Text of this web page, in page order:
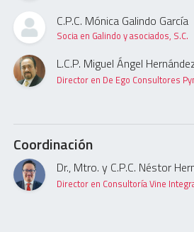
C.P.C. Mónica Galindo García
Socia en Galindo y asociados, S.C.
L.C.P. Miguel Ángel
Director en De Ego Consultores
Coordinación
Dr., Mtro. y C.P.C. Néstor
Director en Consultoría Vine